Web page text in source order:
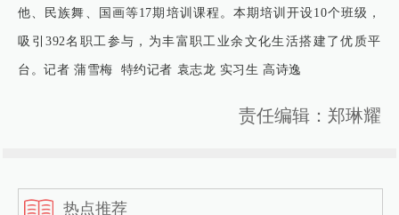
吸引392名职工参与，为丰富职工业余文化生活搭建了优质平
台。记者 蒲雪梅 特约记者 袁志龙 实习生 高诗逸